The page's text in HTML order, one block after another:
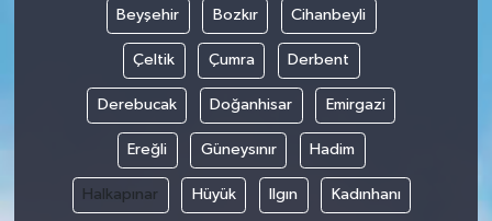
Beyşehir Bozkır Cihanbeyli
Çeltik Çumra Derbent
Derebucak Doğanhisar Emirgazi
Ereğli Güneysınır Hadim
Halkapınar Hüyük Ilgın Kadınhanı